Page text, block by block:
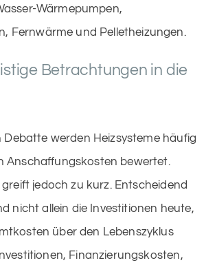
Wärmepumpen,
Fernwärme und Pelletheizungen.
Betrachtungen in die
Debatte werden Heizsysteme häufig
Anschaffungskosten bewertet.
greift jedoch zu kurz. Entscheidend
nicht allein die Investitionen heute,
über den Lebenszyklus
Finanzierungskosten,